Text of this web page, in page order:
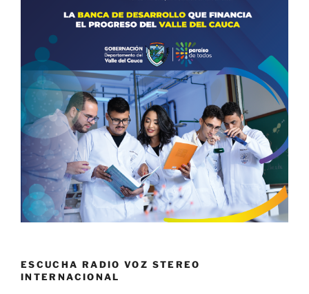
ESCUCHA RADIO VOZ STEREO
INTERNACIONAL